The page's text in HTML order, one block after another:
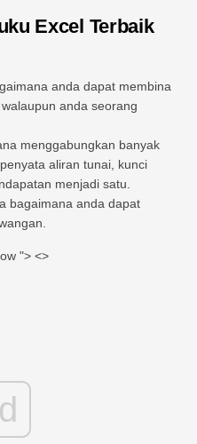
Excel Terbaik
anda dapat membina
anda seorang
menggabungkan banyak
aliran tunai, kunci
menjadi satu.
bagaimana anda dapat
"> <>